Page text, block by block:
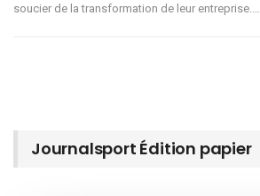
soucier de la transformation de leur entreprise.…
Journalsport Édition papier